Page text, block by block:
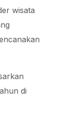
wisata
di